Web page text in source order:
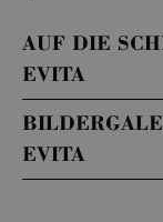
AUF DIE
EVITA
EVITA